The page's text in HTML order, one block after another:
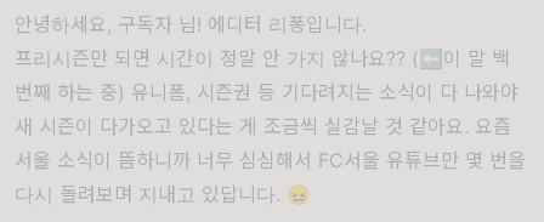
안녕하세요, 구독자 님! 에디터 리퐁입니다.
프리시즌만 되면 시간이 정말 안 가지 않나요?? (⬅️이 말 백
번째 하는 중) 유니폼, 시즌권 등 기다려지는 소식이 다 나와야
새 시즌이 다가오고 있다는 게 조금씩 실감날 것 같아요. 요즘
서울 소식이 뜸하니까 너무 심심해서 FC서울 유튜브만 몇 번을
다시 돌려보며 지내고 있답니다. 😖